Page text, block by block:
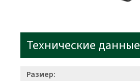
Технические данные
Размер: